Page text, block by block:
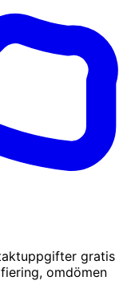
gratis
omdömen